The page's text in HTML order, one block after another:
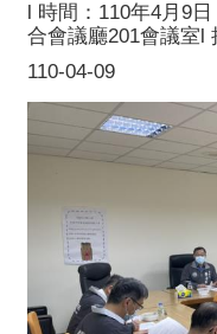
110-04-09
l 時間：110年4月9
合會議廳201會議室l
中央採購稽核小組蔡
點與案例研析探討l
成員l 主辦單位：桃